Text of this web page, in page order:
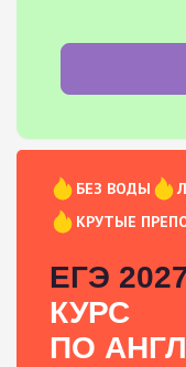
БЕЗ ВОДЫ
КРУТЫЕ
ЕГЭ
КУРС
ПО